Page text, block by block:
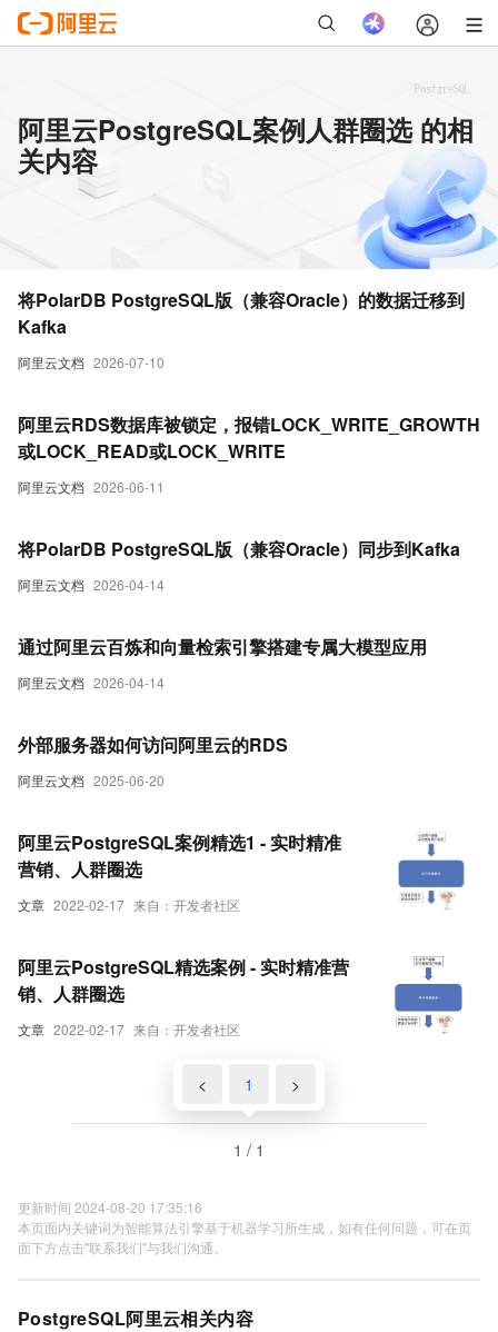
阿里云PostgreSQL案例人群圈选 的相
关内容
阿里云文档 2026-07-10
将PolarDB PostgreSQL版（兼容Oracle）的数据迁移到
Kafka
阿里云文档 2026-06-11
阿里云RDS数据库被锁定，报错LOCK_WRITE_GROWTH
或LOCK_READ或LOCK_WRITE
阿里云文档 2026-04-14
将PolarDB PostgreSQL版（兼容Oracle）同步到Kafka
阿里云文档 2026-04-14
通过阿里云百炼和向量检索引擎搭建专属大模型应用
阿里云文档 2025-06-20
外部服务器如何访问阿里云的RDS
文章 2022-02-17 来自：开发者社区
阿里云PostgreSQL案例精选1 - 实时精准
营销、人群圈选
文章 2022-02-17 来自：开发者社区
阿里云PostgreSQL精选案例 - 实时精准营
销、人群圈选
< 1 >
1 / 1
更新时间 2024-08-20 17:35:16
本页面内关键词为智能算法引擎基于机器学习所生成，如有任何问题，可在页
面下方点击"联系我们"与我们沟通。
PostgreSQL阿里云相关内容